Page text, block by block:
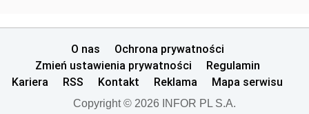
O nas
Ochrona prywatności
Zmień ustawienia prywatności
Regulamin
Kariera
RSS Kontakt Reklama Mapa serwisu
Copyright © 2026 INFOR PL S.A.